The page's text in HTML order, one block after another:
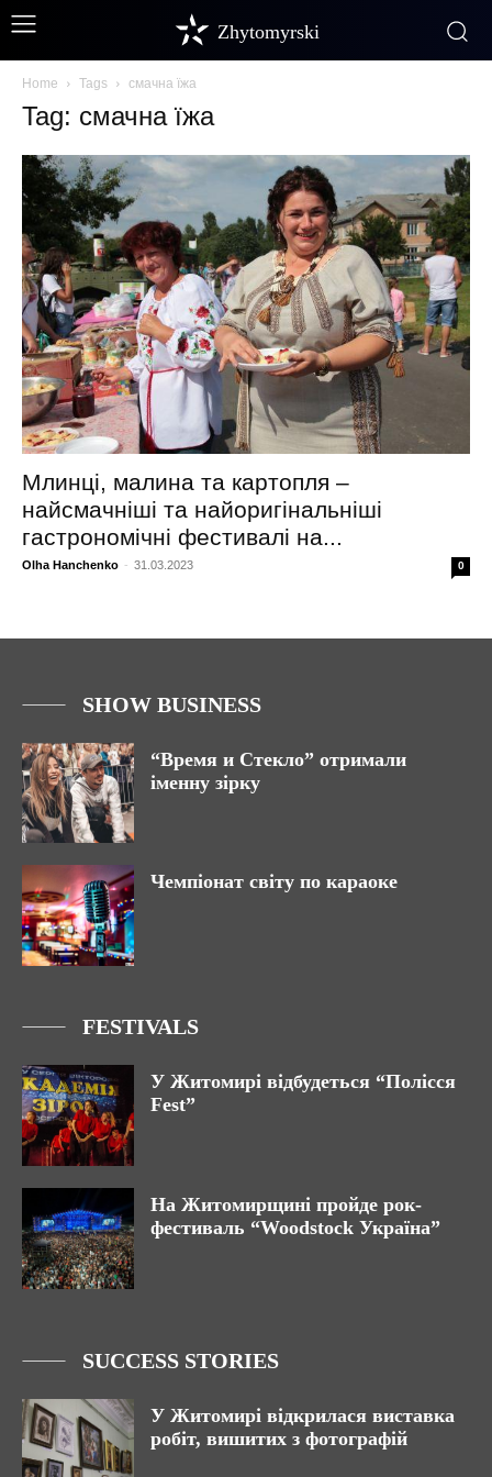
Zhytomyrski
Home Tags смачна їжа
Tag: смачна їжа
Млинці, малина та картопля –
найсмачніші та найоригінальніші
гастрономічні фестивалі на...
Olha Hanchenko - 31.03.2023 0
SHOW BUSINESS
“Время и Стекло” отримали
іменну зірку
Чемпіонат світу по караоке
FESTIVALS
У Житомирі відбудеться “Полісся
Fest”
На Житомирщині пройде рок-
фестиваль “Woodstock Україна”
SUCCESS STORIES
У Житомирі відкрилася виставка
робіт, вишитих з фотографій